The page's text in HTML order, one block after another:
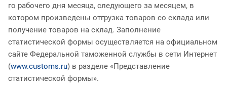
го рабочего дня месяца, следующего за месяцем, в
котором произведены отгрузка товаров со склада или
получение товаров на склад. Заполнение
статистической формы осуществляется на официальном
сайте Федеральной таможенной службы в сети Интернет
(www.customs.ru) в разделе «Представление
статистической формы».